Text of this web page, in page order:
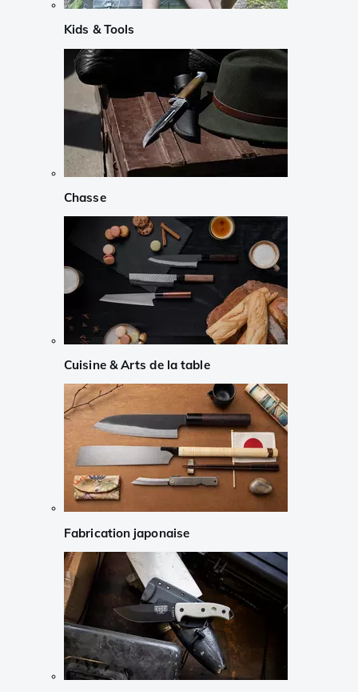
Kids & Tools
Chasse
Cuisine & Arts de la table
Fabrication japonaise